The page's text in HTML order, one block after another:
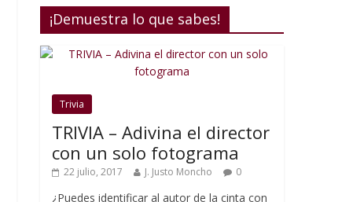
¡Demuestra lo que sabes!
Trivia
TRIVIA – Adivina el director
con un solo fotograma
22 julio, 2017 J. Justo Moncho 0
¿Puedes identificar al autor de la cinta con